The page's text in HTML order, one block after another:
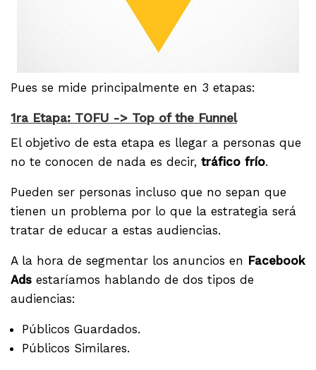
Pues se mide principalmente en 3 etapas:
1ra Etapa: TOFU -> Top of the Funnel
El objetivo de esta etapa es llegar a personas que
no te conocen de nada es decir, tráfico frío.
Pueden ser personas incluso que no sepan que
tienen un problema por lo que la estrategia será
tratar de educar a estas audiencias.
A la hora de segmentar los anuncios en Facebook
Ads estaríamos hablando de dos tipos de
audiencias:
Públicos Guardados.
Públicos Similares.